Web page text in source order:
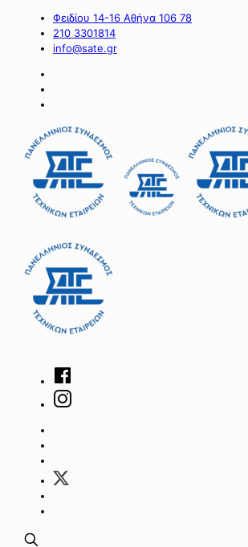
Φειδίου 14-16 Αθήνα 106 78
210 3301814
info@sate.gr